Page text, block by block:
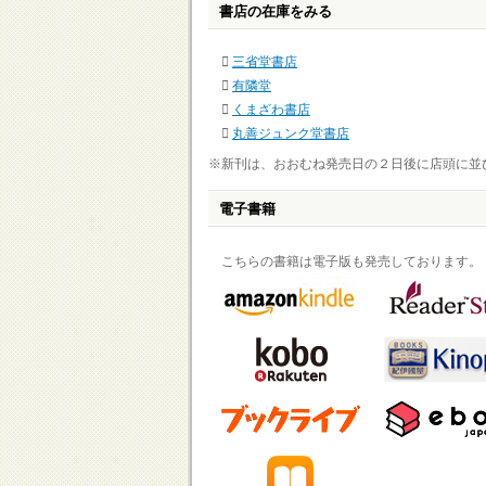
書店の在庫をみる
三省堂書店
有隣堂
くまざわ書店
丸善ジュンク堂書店
※新刊は、おおむね発売日の２日後に店頭に並
電子書籍
こちらの書籍は電子版も発売しております。